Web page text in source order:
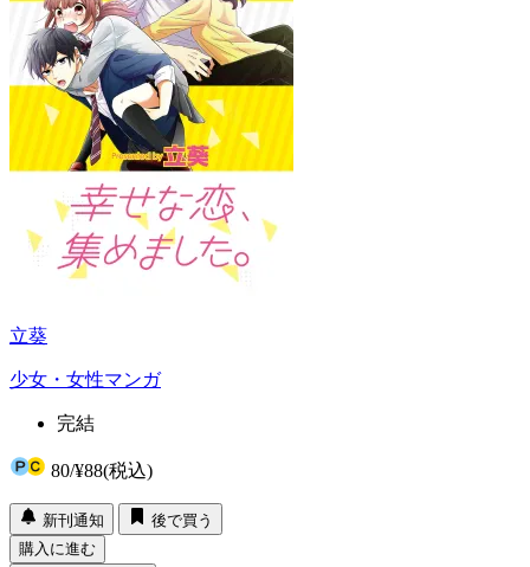
立葵
少女・女性マンガ
完結
80/¥88(税込)
新刊通知
後で買う
購入に進む